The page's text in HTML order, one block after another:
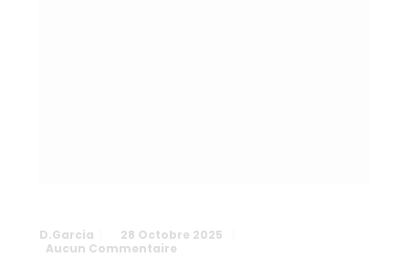
D.garcia
28 Octobre 2025
Aucun Commentaire